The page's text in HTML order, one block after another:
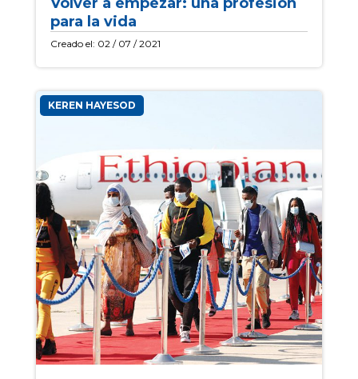
para la vida
Creado el: 02 / 07 / 2021
KEREN HAYESOD